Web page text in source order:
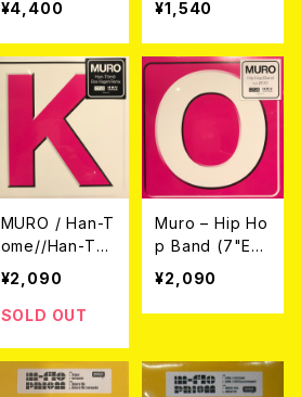
¥4,400
P)
¥1,540
MURO / Han-T
ome//Han-To
me(Flutement
al) ※RSD DRO
PS 限定商品※
¥2,090
SOLD OUT
Muro – Hip Ho
p Band (7"EP/
※RSD DROPS
限定商品※)
¥2,090